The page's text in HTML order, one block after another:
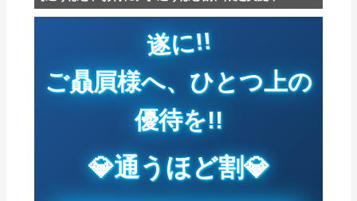
遂に!!
ご贔屓様へ、ひとつ上の
優待を!!
💎通うほど割💎